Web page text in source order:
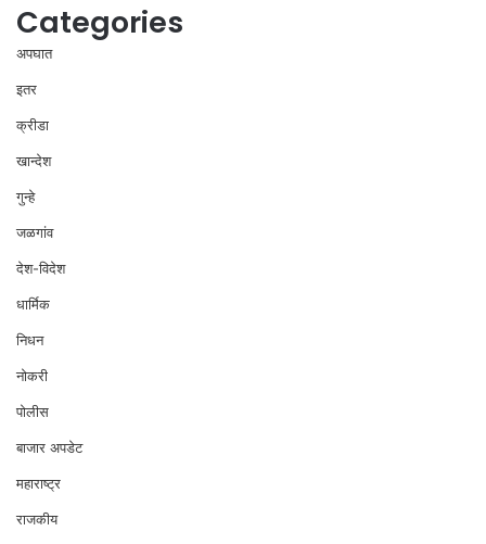
Categories
अपघात
इतर
क्रीडा
खान्देश
गुन्हे
जळगांव
देश-विदेश
धार्मिक
निधन
नोकरी
पोलीस
बाजार अपडेट
महाराष्ट्र
राजकीय